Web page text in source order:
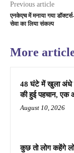
Previous article
एनकेएच में मनाया गया
सेवा का लिया संकल्प
More
48 घंटे में खुला अंधे
की हुई पहचान, एक
August 10, 2026
कुछ तो लोग कहेंगे